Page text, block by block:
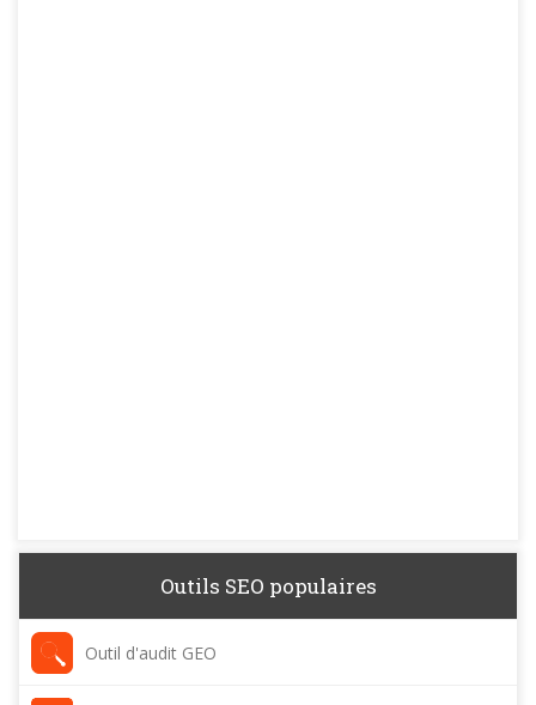
Outils SEO populaires
Outil d'audit GEO